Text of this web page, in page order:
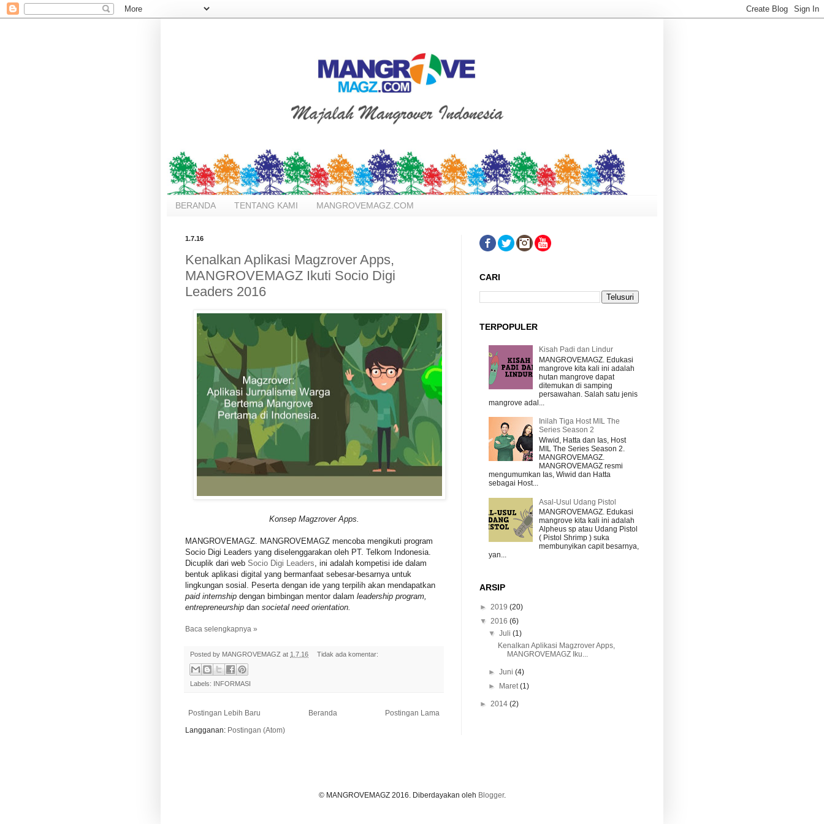
BERANDA TENTANG KAMI MANGROVEMAGZ.COM
1.7.16
Kenalkan Aplikasi Magzrover Apps,
MANGROVEMAGZ Ikuti Socio Digi
Leaders 2016
Konsep Magzrover Apps.
MANGROVEMAGZ. MANGROVEMAGZ mencoba mengikuti program
Socio Digi Leaders yang diselenggarakan oleh PT. Telkom Indonesia.
Dicuplik dari web Socio Digi Leaders, ini adalah kompetisi ide dalam
bentuk aplikasi digital yang bermanfaat sebesar-besarnya untuk
lingkungan sosial. Peserta dengan ide yang terpilih akan mendapatkan
paid internship dengan bimbingan mentor dalam leadership program,
entrepreneurship dan societal need orientation.
Baca selengkapnya »
Posted by MANGROVEMAGZ at 1.7.16 Tidak ada komentar:
Labels: INFORMASI
Postingan Lebih Baru Postingan Lama
Beranda
Langganan: Postingan (Atom)
CARI
TERPOPULER
Kisah Padi dan Lindur
MANGROVEMAGZ. Edukasi
mangrove kita kali ini adalah
hutan mangrove dapat
ditemukan di samping
persawahan. Salah satu jenis
mangrove adal...
Inilah Tiga Host MIL The
Series Season 2
Wiwid, Hatta dan Ias, Host
MIL The Series Season 2.
MANGROVEMAGZ.
MANGROVEMAGZ resmi
mengumumkan Ias, Wiwid dan Hatta
sebagai Host...
Asal-Usul Udang Pistol
MANGROVEMAGZ. Edukasi
mangrove kita kali ini adalah
Alpheus sp atau Udang Pistol
( Pistol Shrimp ) suka
membunyikan capit besarnya,
yan...
ARSIP
► 2019 (20)
▼ 2016 (6)
▼Juli(1)
Kenalkan Aplikasi Magzrover Apps,
MANGROVEMAGZ Iku...
►Juni(4)
►
Maret(1)
► 2014 (2)
© MANGROVEMAGZ 2016. Diberdayakan oleh Blogger.